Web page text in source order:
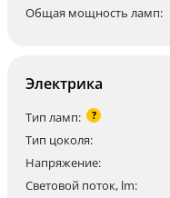
Общая мощность ламп:
Электрика
Тип ламп: ?
Тип цоколя:
Напряжение:
Световой поток, lm: